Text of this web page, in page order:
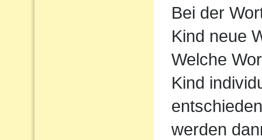
Bei der
Kind neue
Welche
Kind
werden